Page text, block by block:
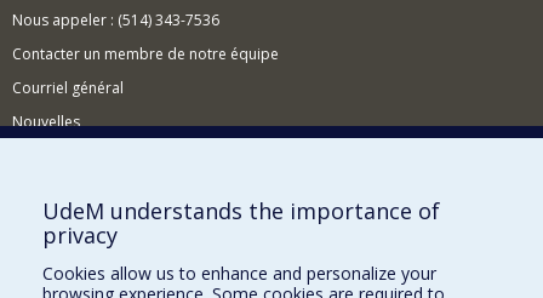
Nous appeler : (514) 343-7536
Contacter un membre de notre équipe
Courriel général
Nouvelles
Comment soutenir le CÉRIUM?
BESOIN D'AIDE?
Plan du site
UdeM understands the importance of
privacy
Cookies allow us to enhance and personalize your
browsing experience. Some cookies are required to